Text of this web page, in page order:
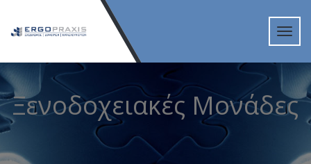
Ξενοδοχειακές Μονάδες